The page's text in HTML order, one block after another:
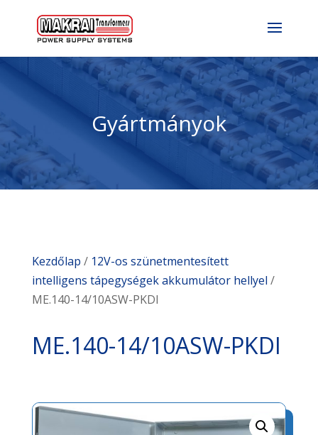
Gyártmányok
Kezdőlap / 12V-os szünetmentesített
intelligens tápegységek akkumulátor hellyel /
ME.140-14/10ASW-PKDI
ME.140-14/10ASW-PKDI